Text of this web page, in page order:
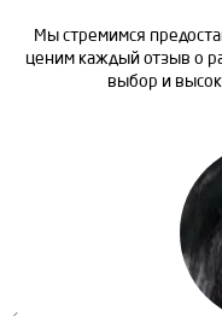
Мы стремимся
ценим каждый отзыв о
выбор и